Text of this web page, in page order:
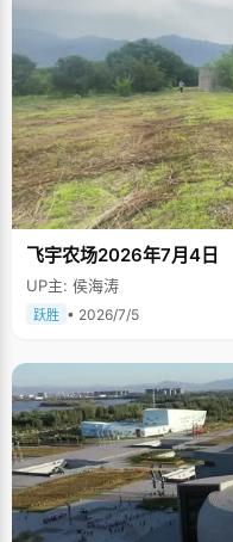
飞宇农场2026年7月4日
UP主: 侯海涛
跃胜 • 2026/7/5